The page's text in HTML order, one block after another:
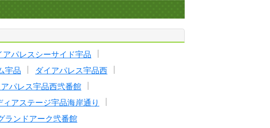
アパレスシーサイド宇品
宇品
ダイアパレス宇品西
アパレス宇品西弐番館
ィアステージ宇品海岸通り
ランドアーク弐番館